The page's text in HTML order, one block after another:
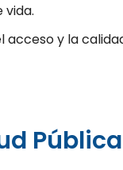
vida.
acceso y la
Pública